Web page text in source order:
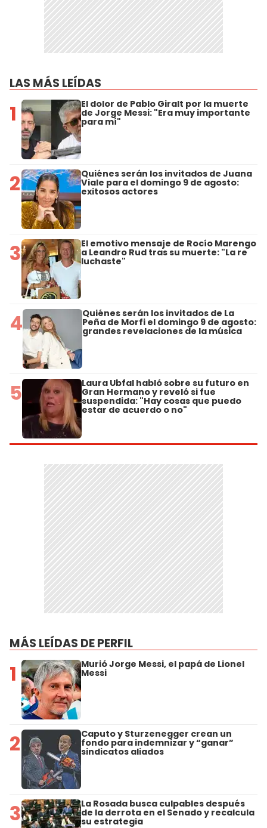
LAS MÁS LEÍDAS
1 El dolor de Pablo Giralt por la muerte
de Jorge Messi: "Era muy importante
para mí"
2 Quiénes serán los invitados de Juana
Viale para el domingo 9 de agosto:
exitosos actores
3 El emotivo mensaje de Rocío Marengo
a Leandro Rud tras su muerte: "La re
luchaste"
4 Quiénes serán los invitados de La
Peña de Morfi el domingo 9 de agosto:
grandes revelaciones de la música
5 Laura Ubfal habló sobre su futuro en
Gran Hermano y reveló si fue
suspendida: "Hay cosas que puedo
estar de acuerdo o no"
MÁS LEÍDAS DE PERFIL
1 Murió Jorge Messi, el papá de Lionel
Messi
2 Caputo y Sturzenegger crean un
fondo para indemnizar y “ganar”
sindicatos aliados
3 La Rosada busca culpables después
de la derrota en el Senado y recalcula
su estrategia